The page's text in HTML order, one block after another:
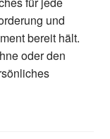
und
bereit hält.
oder den